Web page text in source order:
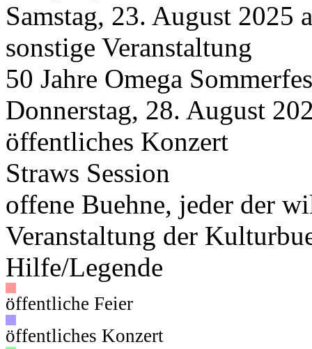
Samstag, 23. August 2025
sonstige Veranstaltung
50 Jahre Omega
Donnerstag, 28. August
öffentliches Konzert
Straws Session
offene Buehne, jeder der
Veranstaltung der
Hilfe/Legende
öffentliche Feier
öffentliches Konzert